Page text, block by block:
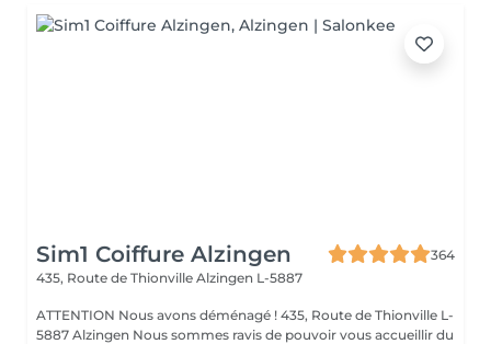
Sim1 Coiffure Alzingen
364
435, Route de Thionville Alzingen L-5887
ATTENTION Nous avons déménagé ! 435, Route de Thionville L-
5887 Alzingen Nous sommes ravis de pouvoir vous accueillir du